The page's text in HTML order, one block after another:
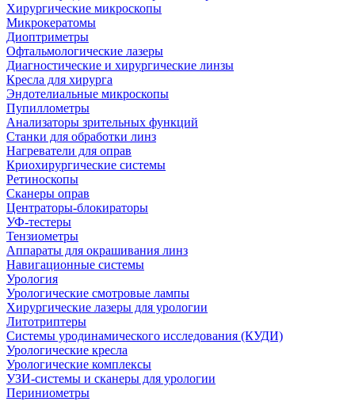
Хирургические микроскопы
Микрокератомы
Диоптриметры
Офтальмологические лазеры
Диагностические и хирургические линзы
Кресла для хирурга
Эндотелиальные микроскопы
Пупиллометры
Анализаторы зрительных функций
Станки для обработки линз
Нагреватели для оправ
Криохирургические системы
Ретиноскопы
Сканеры оправ
Центраторы-блокираторы
УФ-тестеры
Тензиометры
Аппараты для окрашивания линз
Навигационные системы
Урология
Урологические смотровые лампы
Хирургические лазеры для урологии
Литотриптеры
Системы уродинамического исследования (КУДИ)
Урологические кресла
Урологические комплексы
УЗИ-системы и сканеры для урологии
Периниометры